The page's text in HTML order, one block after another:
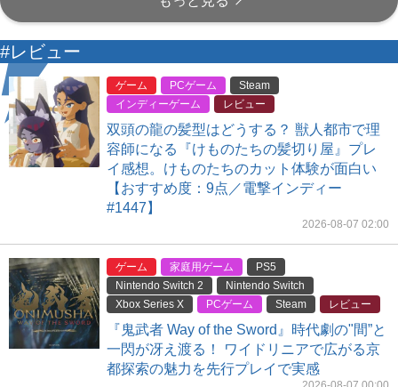
#レビュー
ゲーム PCゲーム
Steam
インディーゲーム
レビュー
双頭の龍の髪型はどうする？ 獣人都市で理
容師になる『けものたちの髪切り屋』プレ
イ感想。けものたちのカット体験が面白い
【おすすめ度：9点／電撃インディー
#1447】
2026-08-07 02:00
ゲーム 家庭用ゲーム
PS5
Nintendo Switch 2
Nintendo Switch
Xbox Series X
PCゲーム Steam レビュー
『鬼武者 Way of the Sword』時代劇の"間”と
一閃が冴え渡る！ ワイドリニアで広がる京
都探索の魅力を先行プレイで実感